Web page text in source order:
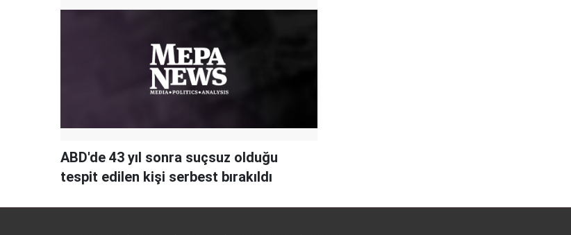
ABD'de 43 yıl sonra suçsuz olduğu
tespit edilen kişi serbest bırakıldı